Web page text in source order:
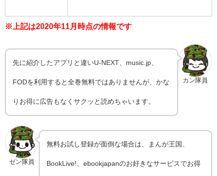
※上記は2020年11月時点の情報です
カン隊員
先に紹介したアプリと違いU-NEXT、music.jp、
FODを利用すると全巻無料ではありませんが、かな
りお得に広告もなくサクッと読めちゃいます。
ゼン隊員
無料お試し登録が面倒な場合は、まんが王国、
BookLive!、ebookjapanのお好きなサービスでお得